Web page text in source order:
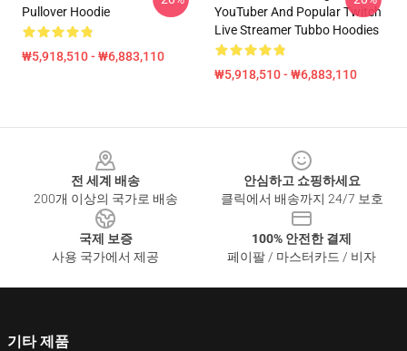
Pullover Hoodie
₩5,918,510 - ₩6,883,110
YouTuber And Popular Twitch
Live Streamer Tubbo Hoodies
₩5,918,510 - ₩6,883,110
전 세계 배송
200개 이상의 국가로 배송
안심하고 쇼핑하세요
클릭에서 배송까지 24/7 보호
국제 보증
사용 국가에서 제공
100% 안전한 결제
페이팔 / 마스터카드 / 비자
기타 제품